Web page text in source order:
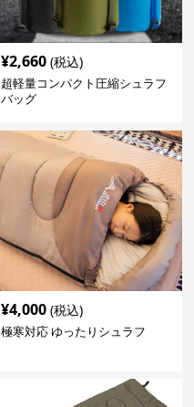
¥2,660 (税込)
超軽量コンパクト圧縮シュラフ
バッグ
¥4,000 (税込)
極寒対応 ゆったりシュラフ